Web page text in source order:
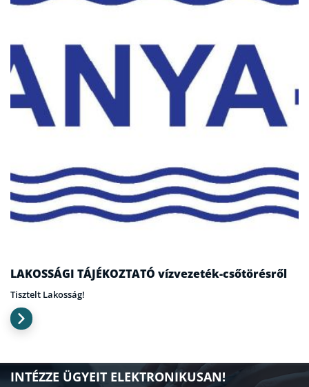
LAKOSSÁGI TÁJÉKOZTATÓ vízvezeték-csőtörésről
Tisztelt Lakosság!
INTÉZZE ÜGYEIT ELEKTRONIKUSAN!